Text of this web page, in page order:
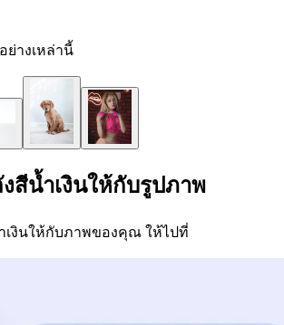
ย่างเหล่านี้
สีน้ำเงินให้กับรูปภาพ
เงินให้กับภาพของคุณ ให้ไปที่